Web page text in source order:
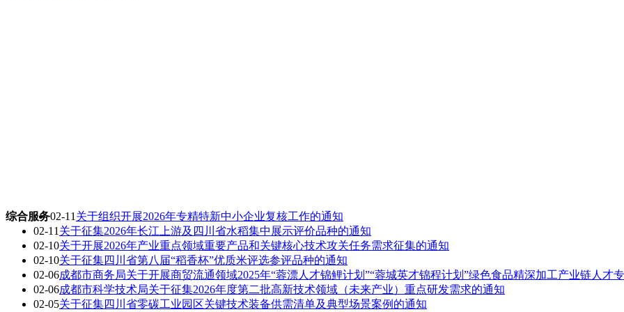
综合服务02-11 关于组织开展2026年专精特新中小企业复核工作的通知
02-11 关于征集2026年长江上游及四川省水稻集中展示评价品种的通知
02-10关于开展2026年产业重点领域重要产品和关键核心技术攻关任务需求征集的通知
02-10关于征集四川省第八届“稻香杯”优质米评选参评品种的通知
02-06成都市商务局关于开展商贸流通领域2025年“蓉漂人才锦鲤计划”“蓉城英才锦程计划”绿色食品精深加工产业链人才
02-06成都市科学技术局关于征集2026年度第二批高新技术领域（未来产业）重点研发需求的通知
02-05关于征集四川省零碳工业园区关键技术装备供需清单及典型场景案例的通知